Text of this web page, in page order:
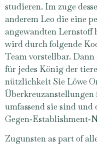
studieren. Im zuge
anderem Leo die eine
angewandten Lernstoff
wird durch folgende
Team vorstellbar.
für jedes König der
nützlichkeit Sie Löwe
umfassend sie sind und
Zugunsten as part of